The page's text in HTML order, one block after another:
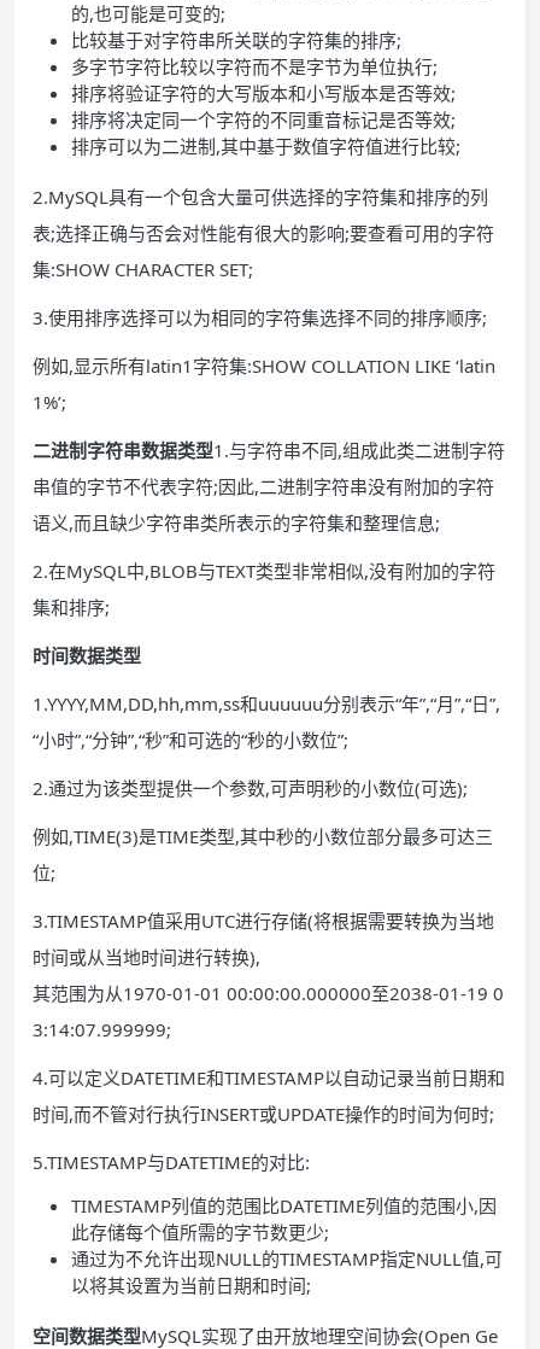
的,也可能是可变的;
比较基于对字符串所关联的字符集的排序;
多字节字符比较以字符而不是字节为单位执行;
排序将验证字符的大写版本和小写版本是否等效;
排序将决定同一个字符的不同重音标记是否等效;
排序可以为二进制,其中基于数值字符值进行比较;
2.MySQL具有一个包含大量可供选择的字符集和排序的列
表;选择正确与否会对性能有很大的影响;要查看可用的字符
集:SHOW CHARACTER SET;
3.使用排序选择可以为相同的字符集选择不同的排序顺序;
例如,显示所有latin1字符集:SHOW COLLATION LIKE ‘latin
1%’;
二进制字符串数据类型1.与字符串不同,组成此类二进制字符
串值的字节不代表字符;因此,二进制字符串没有附加的字符
语义,而且缺少字符串类所表示的字符集和整理信息;
2.在MySQL中,BLOB与TEXT类型非常相似,没有附加的字符
集和排序;
时间数据类型
1.YYYY,MM,DD,hh,mm,ss和uuuuuu分别表示“年”,“月”,“日”,
“小时”,“分钟”,“秒”和可选的“秒的小数位”;
2.通过为该类型提供一个参数,可声明秒的小数位(可选);
例如,TIME(3)是TIME类型,其中秒的小数位部分最多可达三
位;
3.TIMESTAMP值采用UTC进行存储(将根据需要转换为当地
时间或从当地时间进行转换),
其范围为从1970-01-01 00:00:00.000000至2038-01-19 0
3:14:07.999999;
4.可以定义DATETIME和TIMESTAMP以自动记录当前日期和
时间,而不管对行执行INSERT或UPDATE操作的时间为何时;
5.TIMESTAMP与DATETIME的对比:
TIMESTAMP列值的范围比DATETIME列值的范围小,因
此存储每个值所需的字节数更少;
通过为不允许出现NULL的TIMESTAMP指定NULL值,可
以将其设置为当前日期和时间;
空间数据类型MySQL实现了由开放地理空间协会(Open Ge